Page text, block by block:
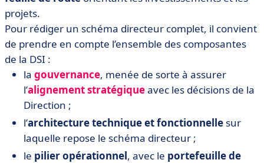
projets.
Pour rédiger un schéma directeur complet, il convient
de prendre en compte l’ensemble des composantes
de la DSI :
la gouvernance, menée de sorte à assurer
l’alignement stratégiqueavec les décisions de la
Direction ;
l’architecture technique et fonctionnelle sur
laquelle repose le schéma directeur ;
le pilier opérationnel, avec le portefeuille de